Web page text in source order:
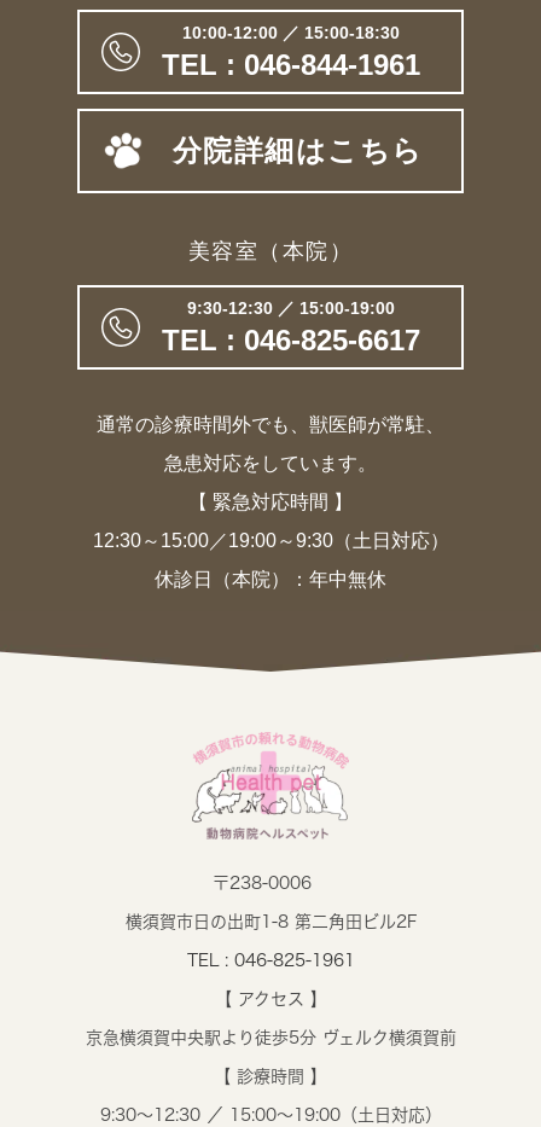
10:00-12:00 ／ 15:00-18:30
TEL : 046-844-1961
分院詳細はこちら
美容室（本院）
9:30-12:30 ／ 15:00-19:00
TEL : 046-825-6617
通常の診療時間外でも、獣医師が常駐、
急患対応をしています。
【 緊急対応時間 】
12:30～15:00／19:00～9:30（土日対応）
休診日（本院）：年中無休
〒238-0006
横須賀市日の出町1-8 第二角田ビル2F
TEL : 046-825-1961
【 アクセス 】
京急横須賀中央駅より徒歩5分 ヴェルク横須賀前
【 診療時間 】
9:30～12:30 ／ 15:00～19:00（土日対応）